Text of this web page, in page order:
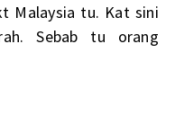
Malaysia tu. Kat sini
Sebab tu orang